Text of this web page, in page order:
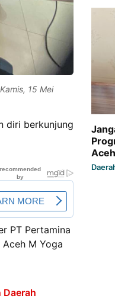
15 Mei
diri berkunjung
PT Pertamina
M Yoga
Daerah